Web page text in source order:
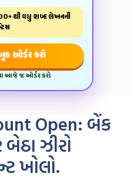
થી વધુ શબ્દ લેખનની
ઓર્ડર કરો
આજે જ ઓર્ડર કરો
Open: બેંક
ઝીરો
ખોલો.